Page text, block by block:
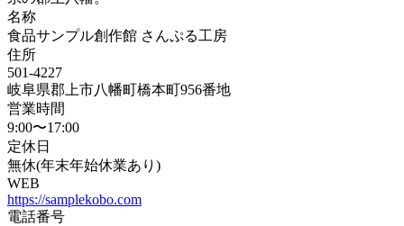
名称
食品サンプル創作館 さんぷる工房
住所
501-4227
岐阜県郡上市八幡町橋本町956番地
営業時間
9:00〜17:00
定休日
無休(年末年始休業あり)
WEB
https://samplekobo.com
電話番号